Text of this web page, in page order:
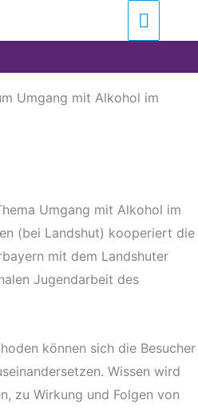
Umgang mit Alkohol im
Umgang mit Alkohol im
(bei Landshut) kooperiert die
mit dem Landshuter
Jugendarbeit des
können sich die Besucher
Wissen wird
zu Wirkung und Folgen von